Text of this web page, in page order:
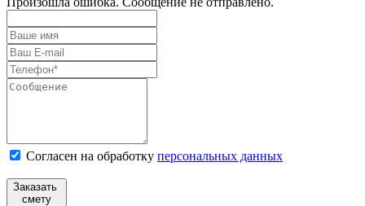
Согласен на обработку персональных данных
Заказать
смету